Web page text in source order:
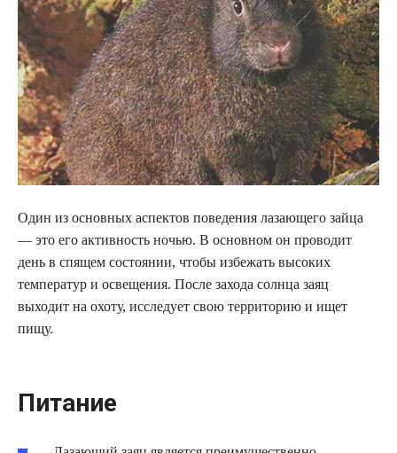
Один из основных аспектов поведения лазающего зайца
— это его активность ночью. В основном он проводит
день в спящем состоянии, чтобы избежать высоких
температур и освещения. После захода солнца заяц
выходит на охоту, исследует свою территорию и ищет
пищу.
Питание